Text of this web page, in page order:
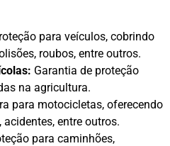
para veículos, cobrindo
roubos, entre outros.
Garantia de proteção
na agricultura.
para motocicletas, oferecendo
entre outros.
para caminhões,